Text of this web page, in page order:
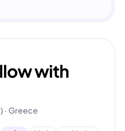
with
· Greece